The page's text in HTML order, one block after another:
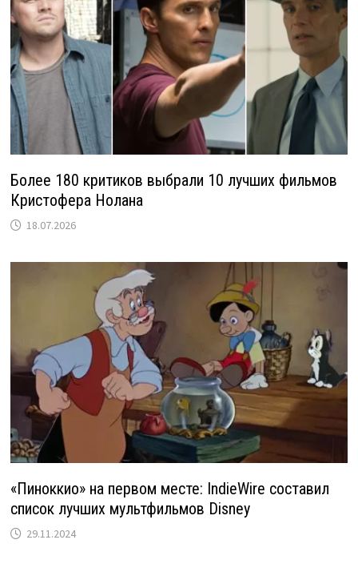
Более 180 критиков выбрали 10 лучших фильмов
Кристофера Нолана
18.07.2026
«Пиноккио» на первом месте: IndieWire составил
список лучших мультфильмов Disney
29.11.2024